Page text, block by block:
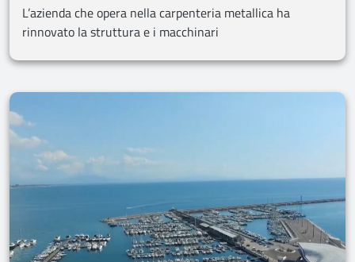
L’azienda che opera nella carpenteria metallica ha
rinnovato la struttura e i macchinari